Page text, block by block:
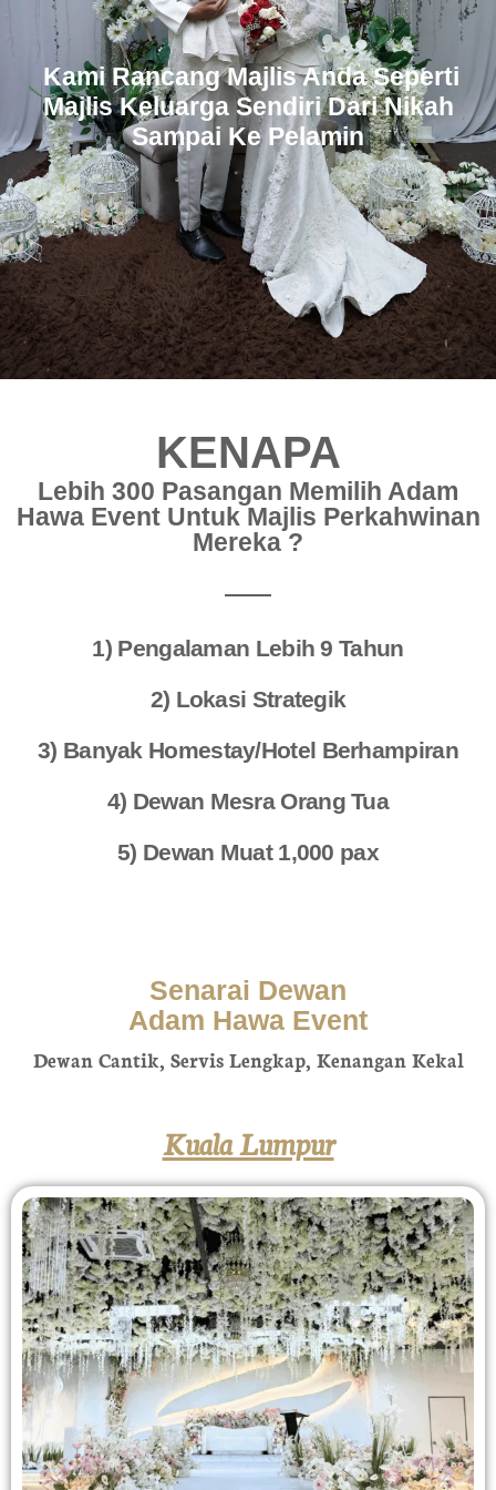
Kami Rancang Majlis Anda Seperti
Majlis Keluarga Sendiri Dari Nikah
Sampai Ke Pelamin
KENAPA
Lebih 300 Pasangan Memilih Adam
Hawa Event Untuk Majlis Perkahwinan
Mereka ?
1) Pengalaman Lebih 9 Tahun
2) Lokasi Strategik
3) Banyak Homestay/Hotel Berhampiran
4) Dewan Mesra Orang Tua
5) Dewan Muat 1,000 pax
Senarai Dewan
Adam Hawa Event
Dewan Cantik, Servis Lengkap, Kenangan Kekal​
Kuala Lumpur